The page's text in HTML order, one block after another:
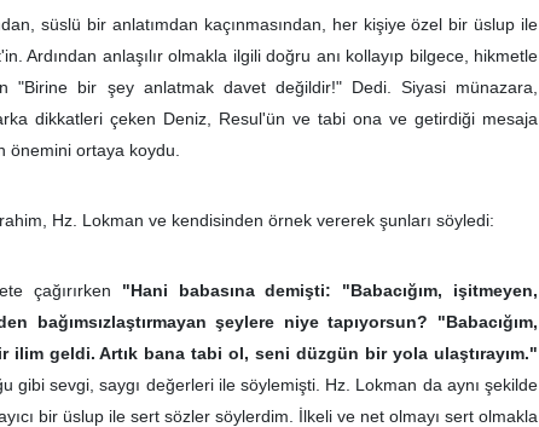
süslü bir anlatımdan kaçınmasından, her kişiye özel bir üslup ile
Ardından anlaşılır olmakla ilgili doğru anı kollayıp bilgece, hikmetle
"Birine bir şey anlatmak davet değildir!" Dedi. Siyasi münazara,
dikkatleri çeken Deniz, Resul'ün ve tabi ona ve getirdiği mesaja
önemini ortaya koydu.
Hz. Lokman ve kendisinden örnek vererek şunları söyledi:
çağırırken "Hani babasına demişti: "Babacığım, işitmeyen,
bağımsızlaştırmayan şeylere niye tapıyorsun? "Babacığım,
geldi. Artık bana tabi ol, seni düzgün bir yola ulaştırayım."
gibi sevgi, saygı değerleri ile söylemişti. Hz. Lokman da aynı şekilde
bir üslup ile sert sözler söylerdim. İlkeli ve net olmayı sert olmakla